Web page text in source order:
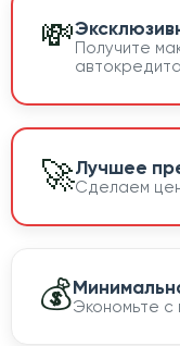
💸Получите
автокредита
🚀Лучшее
Сделаем
💰Экономьте с